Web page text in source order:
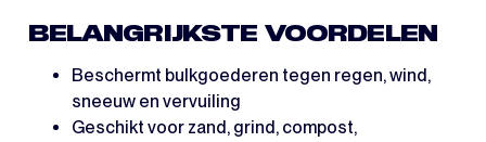
BELANGRIJKSTE VOORDELEN
Beschermt bulkgoederen tegen regen, wind,
sneeuw en vervuiling
Geschikt voor zand, grind, compost,